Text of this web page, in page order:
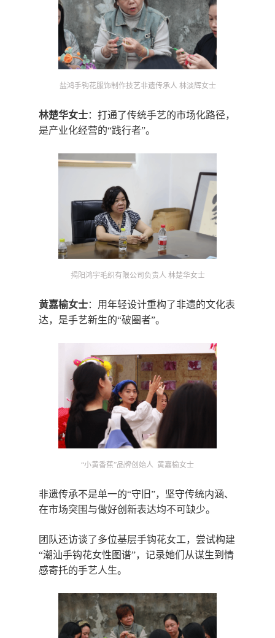
盐鸿手钩花服饰制作技艺非遗传承人 林淡辉女士
林楚华女士： 打通了传统手艺的市场化路径，
是产业化经营的“践行者”。
揭阳鸿宇毛织有限公司负责人 林楚华女士
黄嘉榆女士： 用年轻设计重构了非遗的文化表
达，是手艺新生的“破圈者”。
“小黄香蕉”品牌创始人 黄嘉榆女士
非遗传承不是单一的“守旧”，坚守传统内涵、
在市场突围与做好创新表达均不可缺少。
团队还访谈了多位基层手钩花女工，尝试构建
“潮汕手钩花女性图谱”，记录她们从谋生到情
感寄托的手艺人生。